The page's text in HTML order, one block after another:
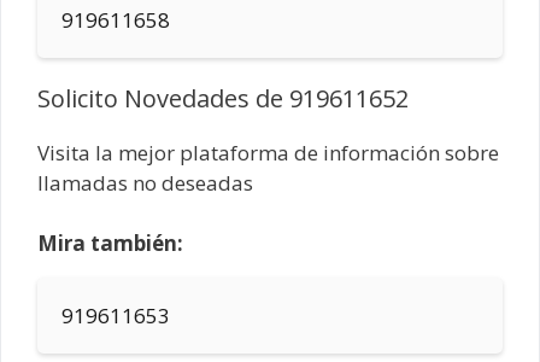
919611658
Solicito Novedades de 919611652
Visita la mejor plataforma de información sobre
llamadas no deseadas
Mira también:
919611653